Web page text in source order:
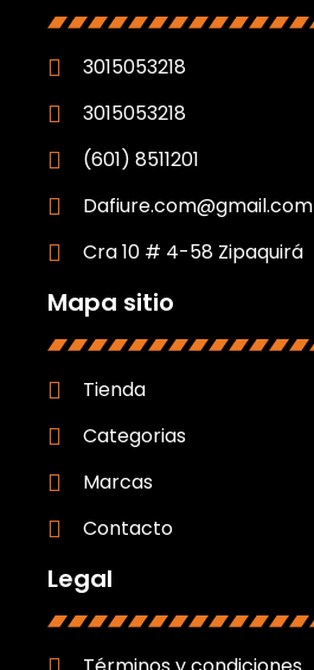
3015053218
3015053218
(601) 8511201
Dafiure.com@gmail.com
Cra 10 # 4-58 Zipaquirá
Mapa sitio
Tienda
Categorias
Marcas
Contacto
Legal